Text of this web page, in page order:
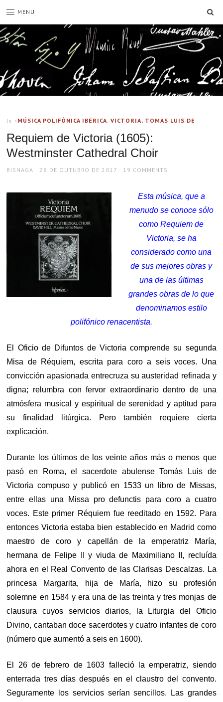
MENU
In -MÚSICA POLIFÔNICA IBÉRICA,VICTORIA, TOMÁS LUIS DE
Requiem de Victoria (1605):
Westminster Cathedral Choir
AUTHOR
BISNAGA
POSTED
28 DE OUTUBRO DE 2017 19 COMMENTS
Esta música, que a
menudo se conoce sólo
como Requiem de
Victoria, se ha
considerado como una
de sus mejores obras y
una de las últimas
grandes obras de lo que
denominamos estilo
polifónico renacentista.
El Oficio de Difuntos de Victoria comprende su segunda
Misa de Réquiem, escrita para coro a seis voces. Una
convicción apasionada entrecruza su austeridad refinada y
digna; relumbra con fervor extraordinario dentro de una
atmósfera musical y espiritual de serenidad y aptitud para
su finalidad litúrgica. Pero también requiere cierta
explicación.
Durante los últimos de los veinte años más o menos que
pasó en Roma, el sacerdote abulense Tomás Luis de
Victoria compuso y publicó en 1533 un libro de Missas,
entre ellas una Missa pro defunctis para coro a cuatro
voces. Este primer Réquiem fue reeditado en 1592. Para
entonces Victoria estaba bien establecido en Madrid como
maestro de coro y capellán de la emperatriz María,
hermana de Felipe II y viuda de Maximiliano II, recluída
ahora en el Real Convento de las Clarisas Descalzas. La
princesa Margarita, hija de María, hizo su profesión
solemne en 1584 y era una de las treinta y tres monjas de
clausura cuyos servicios diarios, la Liturgia del Oficio
Divino, cantaban doce sacerdotes y cuatro infantes de coro
(número que aumentó a seis en 1600).
El 26 de febrero de 1603 falleció la emperatriz, siendo
enterrada tres días después en el claustro del convento.
Seguramente los servicios serían sencillos. Las grandes